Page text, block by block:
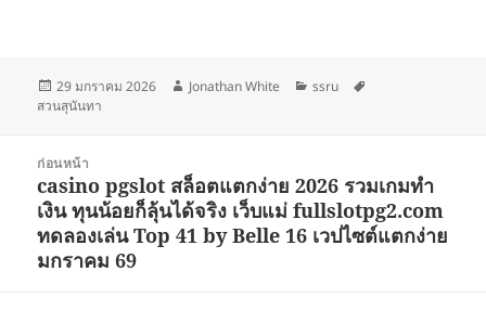
เขียน
เมื่อ
29 มกราคม 2026
ผู้
Jonathan White
หมวด
ssru
สวนสุนันทา
ก่อนหน้า
เรื่อง
ก่อน
หน้า:
casino pgslot สล็อตแตกง่าย 2026 รวมเกมทำ
เงิน ทุนน้อยก็ลุ้นได้จริง เว็บแม่ fullslotpg2.com
ทดลองเล่น Top 41 by Belle 16 เวปไซต์แตกง่าย
มกราคม 69